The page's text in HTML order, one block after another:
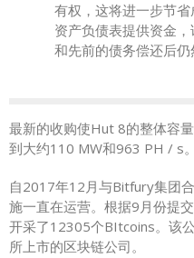
有权，这将进一步节
资产负债表提供资金
和先前的债务偿还后仍
最新的收购使Hut 8的整体容
到大约110 MW和963 PH / s。
自2017年12月与Bitfury集团
施一直在运营。根据9月份提
开采了12305个BItcoins。该
所上市的区块链公司。